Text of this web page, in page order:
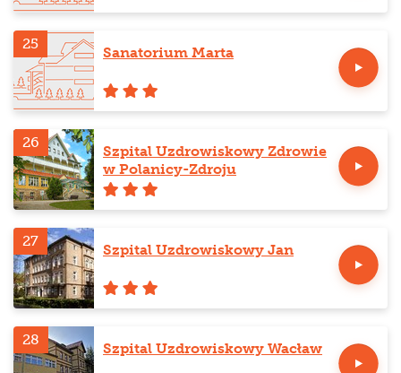
25
Sanatorium Marta
26
Szpital Uzdrowiskowy Zdrowie
w Polanicy-Zdroju
27
Szpital Uzdrowiskowy Jan
28
Szpital Uzdrowiskowy Wacław